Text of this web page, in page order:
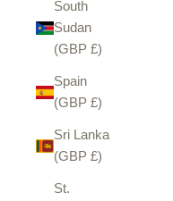
South
Sudan
(GBP £)
Spain
(GBP £)
Sri Lanka
(GBP £)
St.